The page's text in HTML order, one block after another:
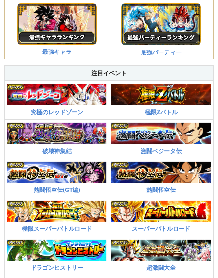
最強キャラ 最強パーティー
注目イベント
究極のレッドゾーン 極限Zバトル
破壊神集結 激闘ベジータ伝
熱闘悟空伝(GT編) 熱闘悟空伝
極限スーパーバトルロード スーパーバトルロード
ドラゴンヒストリー 超激闘大全